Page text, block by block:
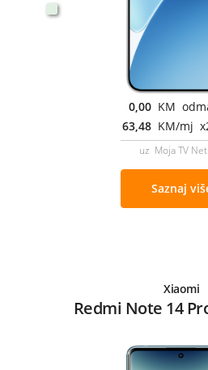
0,00 KM
63,48 KM/mj
uz Moja TV
Saznaj
Xiaomi
Redmi Note 14